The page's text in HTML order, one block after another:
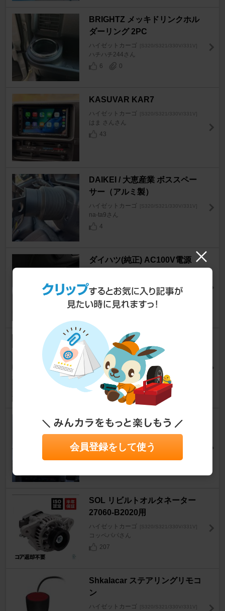
BRIGHTZ メッキドリンクホル
ダーリング 2PC
ハイゼットカーゴ [S320/S321/330V/331V]
ハチハチ244さん
6
0
KASUVAR KAR7
ハイゼットカーゴ [S320/S321/330V/331V]
はま さんさん
43
DAIKEI / 大恵産業 ボススペー
サー（アルミ製）
ハイゼットカーゴ [S320/S321/330V/331V]
na-ta9さん
4
ダイハツ(純正) AC100V電源
hiro@♪♪♪さん
3
ダメハツ(純正) エキマニ改
ハイゼットカーゴ [S320/S321/330V/331V]
へばまず（㌔％さん
7
Avylet （Made in China） ディ
スプレーオーディオ
ハイゼットカーゴ [S320/S321/330V/331V]
SOL リビルトオルタネーター
27060-B2020用
ハイゼットカーゴ [S320/S321/330V/331V]
コッペパパさん
207
Shkalacar ステアリングリモコ
ン
ハイゼットカーゴ [S320/S321/330V/331V]
会員登録をして使う